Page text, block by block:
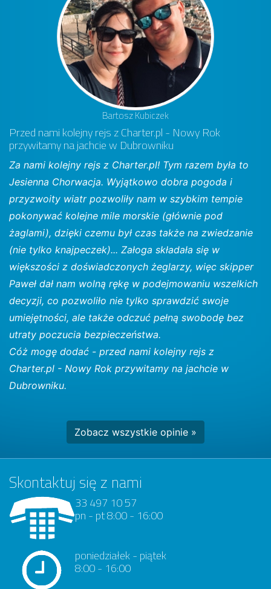
Bartosz Kubiczek
Przed nami kolejny rejs z Charter.pl - Nowy Rok
przywitamy na jachcie w Dubrowniku
Za nami kolejny rejs z Charter.pl! Tym razem była to
Jesienna Chorwacja. Wyjątkowo dobra pogoda i
przyzwoity wiatr pozwoliły nam w szybkim tempie
pokonywać kolejne mile morskie (głównie pod
żaglami), dzięki czemu był czas także na zwiedzanie
(nie tylko knajpeczek)... Załoga składała się w
większości z doświadczonych żeglarzy, więc skipper
Paweł dał nam wolną rękę w podejmowaniu wszelkich
decyzji, co pozwoliło nie tylko sprawdzić swoje
umiejętności, ale także odczuć pełną swobodę bez
utraty poczucia bezpieczeństwa.
Cóż mogę dodać - przed nami kolejny rejs z
Charter.pl - Nowy Rok przywitamy na jachcie w
Dubrowniku.
Zobacz wszystkie opinie »
Skontaktuj się z nami
33 497 10 57
pn - pt 8:00 - 16:00
poniedziałek - piątek
8:00 - 16:00